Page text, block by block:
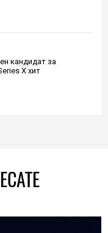
кандидат за
X хит